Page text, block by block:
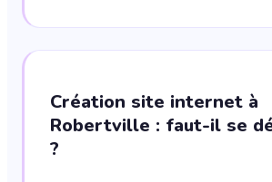
Création site internet à
Robertville : faut-il se
?